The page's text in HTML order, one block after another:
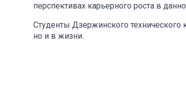
перспективах карьерного роста в
Студенты Дзержинского
но и в жизни.